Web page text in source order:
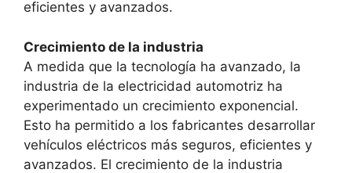
eficientes y avanzados.
Crecimiento de la industria
A medida que la tecnología ha avanzado, la
industria de la electricidad automotriz ha
experimentado un crecimiento exponencial.
Esto ha permitido a los fabricantes desarrollar
vehículos eléctricos más seguros, eficientes y
avanzados. El crecimiento de la industria